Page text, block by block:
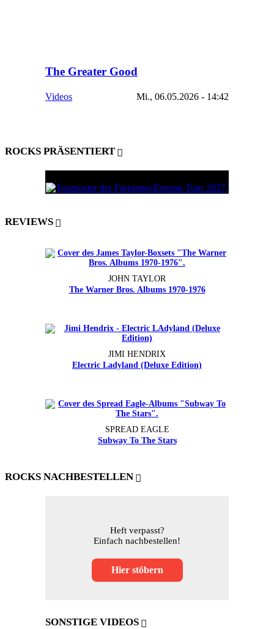
The Greater Good
Videos Mi., 06.05.2026 - 14:42
ROCKS PRÄSENTIERT
REVIEWS
JOHN TAYLOR
The Warner Bros. Albums 1970-1976
JIMI HENDRIX
Electric Ladyland (Deluxe Edition)
SPREAD EAGLE
Subway To The Stars
ROCKS NACHBESTELLEN
Heft verpasst?
Einfach nachbestellen!
Hier stöbern
SONSTIGE VIDEOS